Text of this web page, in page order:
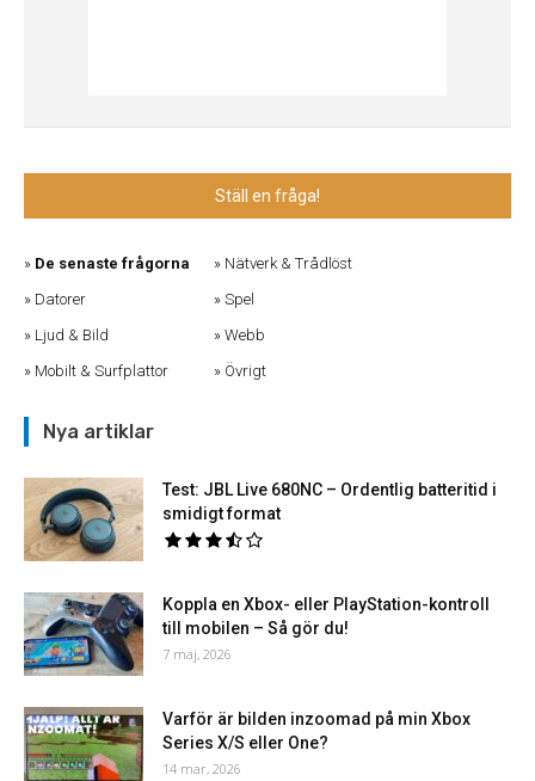
Ställ en fråga!
De senaste frågorna
Datorer
Ljud & Bild
Mobilt & Surfplattor
Nätverk & Trådlöst
Spel
Webb
Övrigt
Nya artiklar
Test: JBL Live 680NC – Ordentlig batteritid i
smidigt format
Koppla en Xbox- eller PlayStation-kontroll
till mobilen – Så gör du!
7 maj, 2026
Varför är bilden inzoomad på min Xbox
Series X/S eller One?
14 mar, 2026